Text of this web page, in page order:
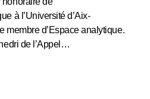
à l’Université d’Aix-
membre d’Espace analytique.
de l’Appel…